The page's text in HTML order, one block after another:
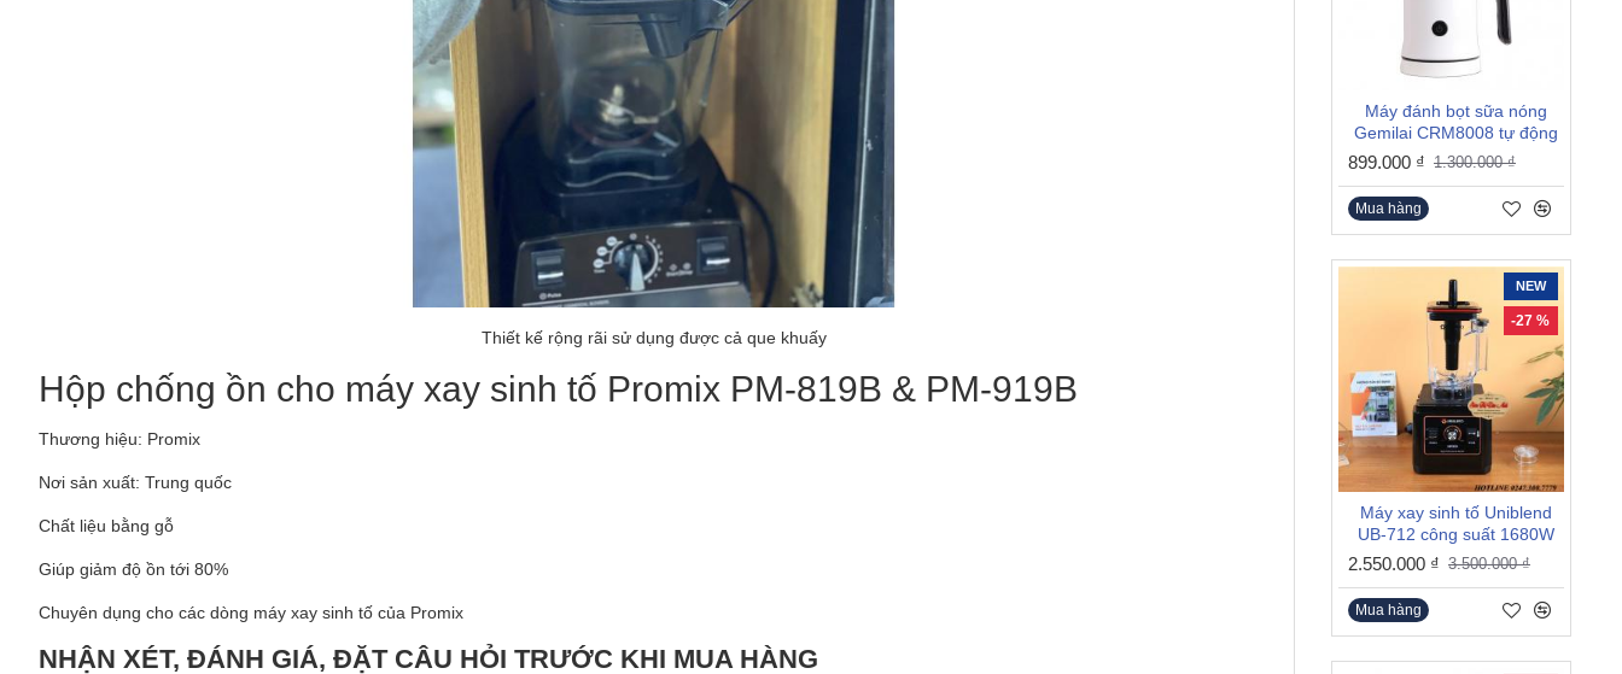
Thiết kế rộng rãi sử dụng được cả que khuấy
Hộp chống ồn cho máy xay sinh tố Promix PM-819B & PM-919B
Thương hiệu: Promix
Nơi sản xuất: Trung quốc
Chất liệu bằng gỗ
Giúp giảm độ ồn tới 80%
Chuyên dụng cho các dòng máy xay sinh tố của Promix
NHẬN XÉT, ĐÁNH GIÁ, ĐẶT CÂU HỎI TRƯỚC KHI MUA HÀNG
Máy đánh bọt sữa nóng
Gemilai CRM8008 tự động
899.000 ₫ 1.300.000 ₫
Mua hàng
NEW
-27 %
Máy xay sinh tố Uniblend
UB-712 công suất 1680W
2.550.000 ₫ 3.500.000 ₫
Mua hàng